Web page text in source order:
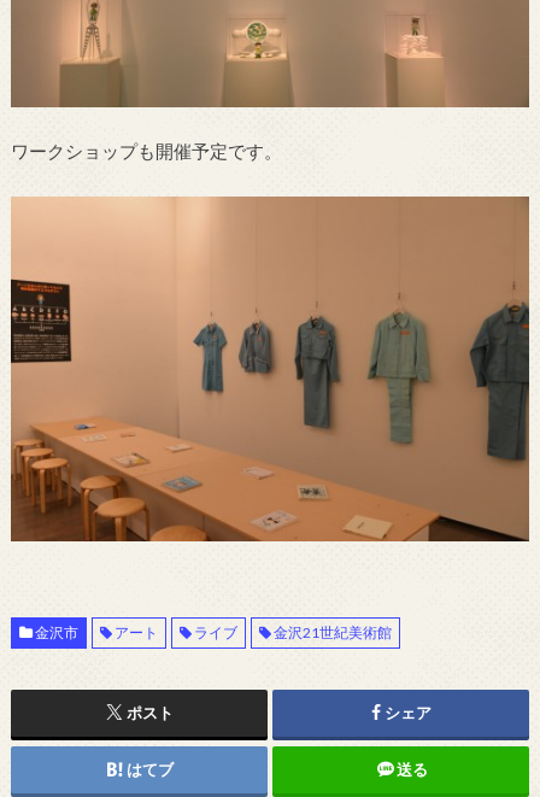
ワークショップも開催予定です。
金沢市 アート ライブ 金沢21世紀美術館
ポスト シェア
はてブ 送る